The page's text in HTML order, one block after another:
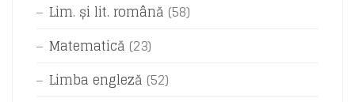
Lim. și lit. română (58)
Matematică (23)
Limba engleză (52)